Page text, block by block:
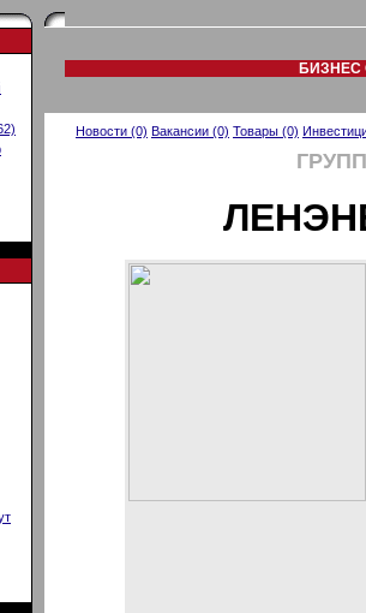
БИЗНЕС
Новости (0) Вакансии (0) Товары (0)